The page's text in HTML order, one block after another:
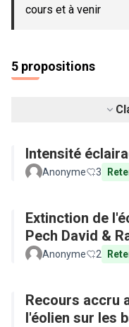
cours et à venir
5 propositions
Intensité
Anonyme 3
Extinction de
Pech David &
Anonyme 2
Recours accru
l'éolien sur les